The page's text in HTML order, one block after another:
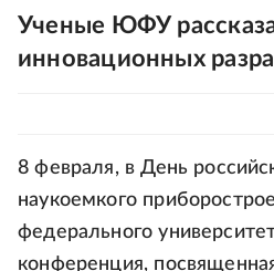
Ученые ЮФУ
инновационных
8 февраля, в День
наукоемкого
федерального
конференция,